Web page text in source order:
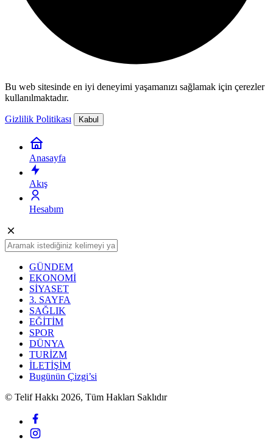
Bu web sitesinde en iyi deneyimi yaşamanızı sağlamak için çerezler
kullanılmaktadır.
Gizlilik Politikası Kabul
Anasayfa
Akış
Hesabım
GÜNDEM
EKONOMİ
SİYASET
3. SAYFA
SAĞLIK
EĞİTİM
SPOR
DÜNYA
TURİZM
İLETİŞİM
Bugünün Çizgi’si
© Telif Hakkı 2026, Tüm Hakları Saklıdır